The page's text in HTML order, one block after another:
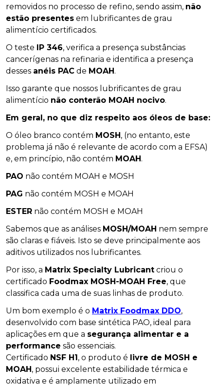
removidos no processo de refino, sendo assim, não
estão presentes em lubrificantes de grau
alimentício certificados.
O teste IP 346, verifica a presença substâncias
cancerígenas na refinaria e identifica a presença
desses anéis PAC de MOAH.
Isso garante que nossos lubrificantes de grau
alimentício não conterão MOAH nocivo.
Em geral, no que diz respeito aos óleos de base:
O óleo branco contém MOSH, (no entanto, este
problema já não é relevante de acordo com a EFSA)
e, em princípio, não contém MOAH.
PAO não contém MOAH e MOSH
PAG não contém MOSH e MOAH
ESTER não contém MOSH e MOAH
Sabemos que as análises MOSH/MOAH nem sempre
são claras e fiáveis. Isto se deve principalmente aos
aditivos utilizados nos lubrificantes.
Por isso, a Matrix Specialty Lubricant criou o
certificado Foodmax MOSH-MOAH Free, que
classifica cada uma de suas linhas de produto.
Um bom exemplo é o Matrix Foodmax DDO,
desenvolvido com base sintética PAO, ideal para
aplicações em que a segurança alimentar e a
performance são essenciais.
Certificado NSF H1, o produto é livre de MOSH e
MOAH, possui excelente estabilidade térmica e
oxidativa e é amplamente utilizado em